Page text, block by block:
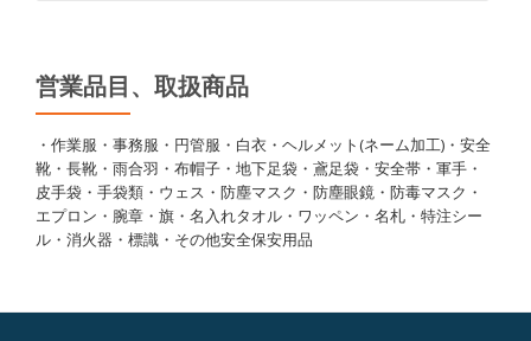
営業品目、取扱商品
・作業服・事務服・円管服・白衣・ヘルメット(ネーム加工)・安全
靴・長靴・雨合羽・布帽子・地下足袋・鳶足袋・安全帯・軍手・
皮手袋・手袋類・ウェス・防塵マスク・防塵眼鏡・防毒マスク・
エプロン・腕章・旗・名入れタオル・ワッペン・名札・特注シー
ル・消火器・標識・その他安全保安用品